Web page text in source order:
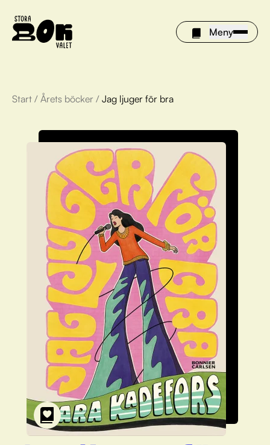
Meny
Årets böcker
Om Stora bokvalet
Olivia tipsar
Vinnare
FAQ
För bibliotek
Start / Årets böcker / Jag ljuger för bra